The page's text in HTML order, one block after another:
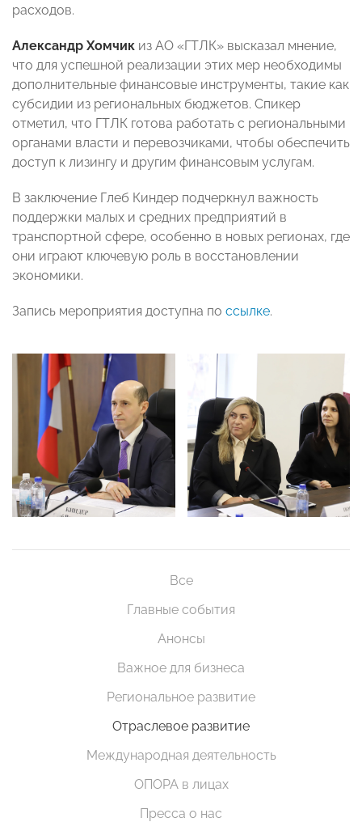
расходов.
Александр Хомчик из АО «ГТЛК» высказал мнение,
что для успешной реализации этих мер необходимы
дополнительные финансовые инструменты, такие как
субсидии из региональных бюджетов. Спикер
отметил, что ГТЛК готова работать с региональными
органами власти и перевозчиками, чтобы обеспечить
доступ к лизингу и другим финансовым услугам.
В заключение Глеб Киндер подчеркнул важность
поддержки малых и средних предприятий в
транспортной сфере, особенно в новых регионах, где
они играют ключевую роль в восстановлении
экономики.
Запись мероприятия доступна по ссылке.
Все
Главные события
Анонсы
Важное для бизнеса
Региональное развитие
Отраслевое развитие
Международная деятельность
ОПОРА в лицах
Пресса о нас